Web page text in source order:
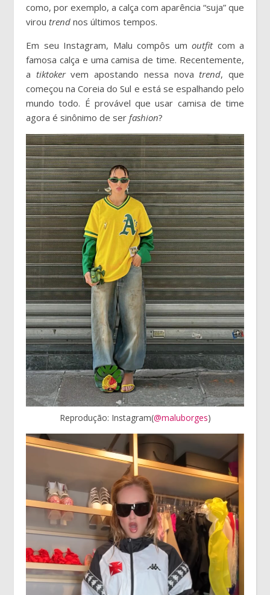
como, por exemplo, a calça com aparência “suja” que
virou trend nos últimos tempos.
Em seu Instagram, Malu compôs um outfitcom a
famosa calça e uma camisa de time. Recentemente,
a tiktokervem apostando nessa novatrend, que
começou na Coreia do Sul e está se espalhando pelo
mundo todo. É provável que usar camisa de time
agora é sinônimo de ser fashion?
Reprodução: Instagram(@maluborges)